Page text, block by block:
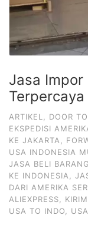
Jasa Impor
ARTIKEL DOOR
EKSPEDISI
KE JAKARTA
USA INDONESIA
JASA BELI
KE INDONESIA
DARI AMERIKA
ALIEXPRESS
USA TO INDO